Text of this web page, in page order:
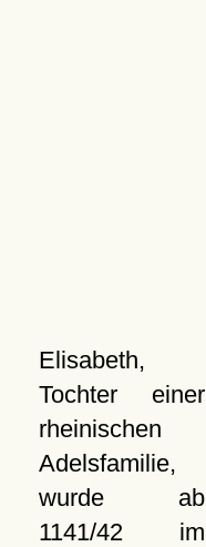
Elisabeth,
Tochter einer
rheinischen
Adelsfamilie,
wurde ab
1141/42 im